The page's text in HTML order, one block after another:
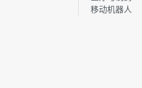
移动机器人